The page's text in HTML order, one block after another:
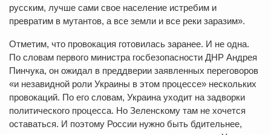
русским, лучше сами свое население истребим и
превратим в мутантов, а все земли и все реки заразим».
Отметим, что провокация готовилась заранее. И не одна.
По словам первого министра госбезопасности ДНР Андрея
Пинчука, он ожидал в преддверии заявленных переговоров
«и незавидной роли Украины в этом процессе» нескольких
провокаций. По его словам, Украина уходит на задворки
политического процесса. Но Зеленскому там не хочется
оставаться. И поэтому России нужно быть бдительнее,